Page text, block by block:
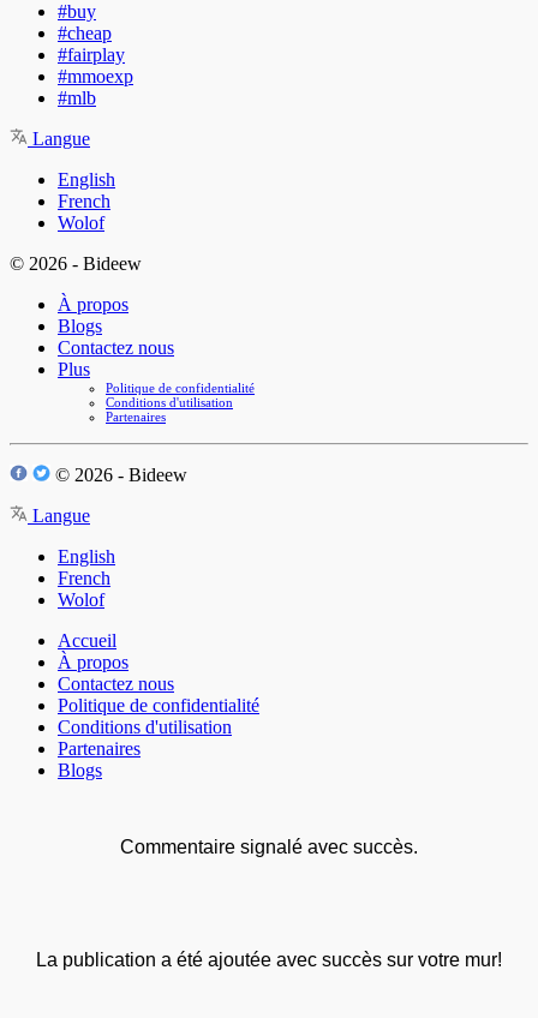
#buy
#cheap
#fairplay
#mmoexp
#mlb
Langue
English
French
Wolof
© 2026 - Bideew
À propos
Blogs
Contactez nous
Plus
Politique de confidentialité
Conditions d'utilisation
Partenaires
© 2026 - Bideew
Langue
English
French
Wolof
Accueil
À propos
Contactez nous
Politique de confidentialité
Conditions d'utilisation
Partenaires
Blogs
Commentaire signalé avec succès.
La publication a été ajoutée avec succès sur votre mur!